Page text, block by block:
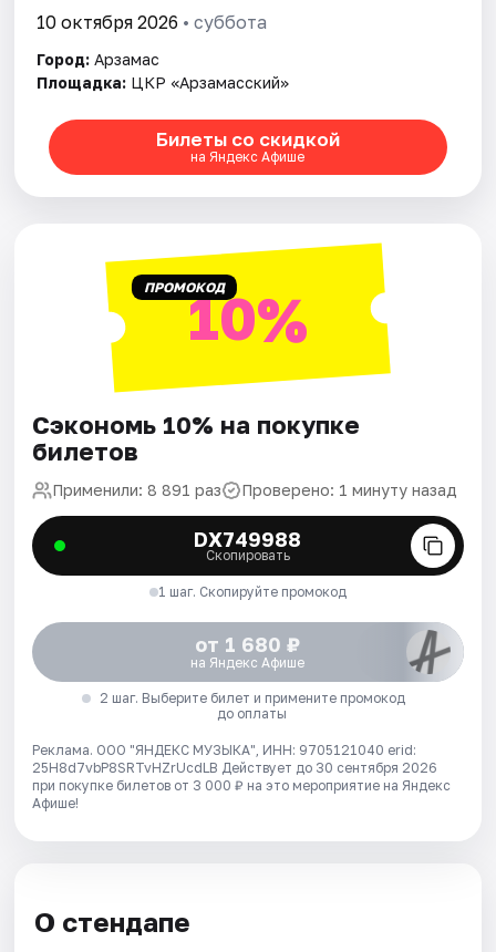
10 октября 2026 • суббота
Город: Арзамас
Площадка: ЦКР «Арзамасский»
Билеты со скидкой
на Яндекс Афише
ПРОМОКОД10%
Сэкономь 10% на покупке
билетов
Применили: 8 891 раз Проверено: 1 минуту назад
DX749988
Скопировать
1 шаг. Скопируйте промокод
от 1 680 ₽
на Яндекс Афише
2 шаг. Выберите билет и примените промокод
до оплаты
Реклама. ООО "ЯНДЕКС МУЗЫКА", ИНН: 9705121040 erid:
25H8d7vbP8SRTvHZrUcdLB Действует до 30 сентября 2026
при покупке билетов от 3 000 ₽ на это мероприятие на Яндекс
Афише!
О стендапе